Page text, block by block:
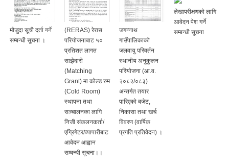
मौजुदा सूची दर्ता गर्ने
सम्बन्धी सूचना ।
(RERAS) रेरास
परियोजनाबाट ५०
प्रतिशत लागत
साझेदारी
(Matching
Grant) मा कोल्ड रुम
(Cold Room)
स्थापना तथा
सञ्चालनका लागि
निजी संकलनकर्ता/
एग्रिगेटर/व्यापारीबाट
आवेदन आह्वान
सम्बन्धी सूचना।।
जगन्नाथ
गाउँपालिकाको
जलवायु परिवर्तन
स्थानीय अनुकुलन
परियोजना (आ.व.
२०८२/०८३)
अन्तर्गत तयार
पारिएको बजेट,
निकासा तथा खर्च
विवरण (वार्षिक
प्रगति प्रतिवेदन) ।
लेखापरीक्षणको लागि
आवेदन पेश गर्ने
सम्बन्धी सूचना